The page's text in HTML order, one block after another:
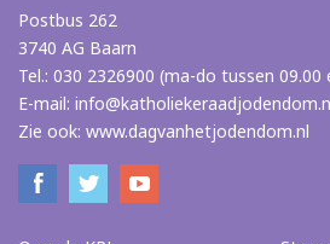
Postbus 262
3740 AG Baarn
Tel.: 030 2326900 (ma-do tussen 09.00
E-mail:
Zie ook: www.dagvanhetjodendom.nl